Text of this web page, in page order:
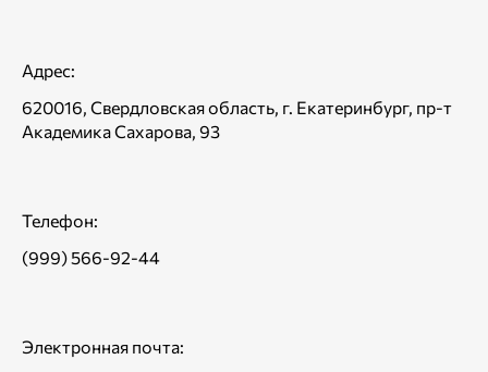
Адрес:
620016, Свердловская область, г. Екатеринбург, пр-т
Академика Сахарова, 93
Телефон:
(999) 566-92-44
Электронная почта: